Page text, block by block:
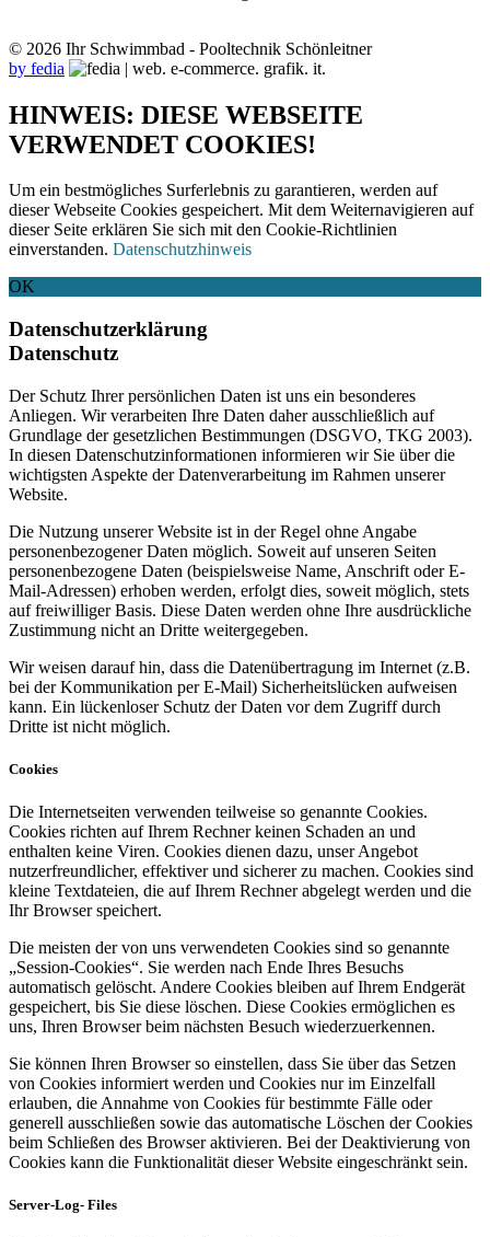
© 2026 Ihr Schwimmbad - Pooltechnik Schönleitner
by fedia
HINWEIS: DIESE WEBSEITE
VERWENDET COOKIES!
Um ein bestmögliches Surferlebnis zu garantieren, werden auf
dieser Webseite Cookies gespeichert. Mit dem Weiternavigieren auf
dieser Seite erklären Sie sich mit den Cookie-Richtlinien
einverstanden. Datenschutzhinweis
OK
Datenschutzerklärung
Datenschutz
Der Schutz Ihrer persönlichen Daten ist uns ein besonderes
Anliegen. Wir verarbeiten Ihre Daten daher ausschließlich auf
Grundlage der gesetzlichen Bestimmungen (DSGVO, TKG 2003).
In diesen Datenschutzinformationen informieren wir Sie über die
wichtigsten Aspekte der Datenverarbeitung im Rahmen unserer
Website.
Die Nutzung unserer Website ist in der Regel ohne Angabe
personenbezogener Daten möglich. Soweit auf unseren Seiten
personenbezogene Daten (beispielsweise Name, Anschrift oder E-
Mail-Adressen) erhoben werden, erfolgt dies, soweit möglich, stets
auf freiwilliger Basis. Diese Daten werden ohne Ihre ausdrückliche
Zustimmung nicht an Dritte weitergegeben.
Wir weisen darauf hin, dass die Datenübertragung im Internet (z.B.
bei der Kommunikation per E-Mail) Sicherheitslücken aufweisen
kann. Ein lückenloser Schutz der Daten vor dem Zugriff durch
Dritte ist nicht möglich.
Cookies
Die Internetseiten verwenden teilweise so genannte Cookies.
Cookies richten auf Ihrem Rechner keinen Schaden an und
enthalten keine Viren. Cookies dienen dazu, unser Angebot
nutzerfreundlicher, effektiver und sicherer zu machen. Cookies sind
kleine Textdateien, die auf Ihrem Rechner abgelegt werden und die
Ihr Browser speichert.
Die meisten der von uns verwendeten Cookies sind so genannte
„Session-Cookies“. Sie werden nach Ende Ihres Besuchs
automatisch gelöscht. Andere Cookies bleiben auf Ihrem Endgerät
gespeichert, bis Sie diese löschen. Diese Cookies ermöglichen es
uns, Ihren Browser beim nächsten Besuch wiederzuerkennen.
Sie können Ihren Browser so einstellen, dass Sie über das Setzen
von Cookies informiert werden und Cookies nur im Einzelfall
erlauben, die Annahme von Cookies für bestimmte Fälle oder
generell ausschließen sowie das automatische Löschen der Cookies
beim Schließen des Browser aktivieren. Bei der Deaktivierung von
Cookies kann die Funktionalität dieser Website eingeschränkt sein.
Server-Log- Files